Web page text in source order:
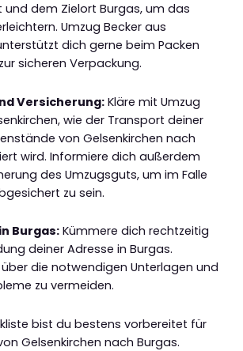
und dem Zielort Burgas, um das
Umzug Becker aus
dich gerne beim Packen
sicheren Verpackung.
Versicherung: Kläre mit Umzug
wie der Transport deiner
von Gelsenkirchen nach
wird. Informiere dich außerdem
des Umzugsguts, um im Falle
zu sein.
Burgas:Kümmere dich rechtzeitig
deiner Adresse in Burgas.
die notwendigen Unterlagen und
zu vermeiden.
bist du bestens vorbereitet für
Gelsenkirchen nach Burgas.